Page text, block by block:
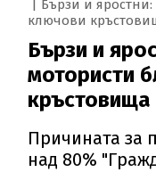
Бързи и
ключови
Бързи и
мотористи
кръстовища
Причината за
над 80%